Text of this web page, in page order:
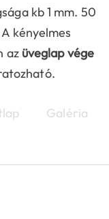
kb 1 mm. 50
kényelmes
az üveglap vége
Galéria